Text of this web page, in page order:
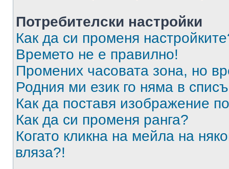
Потребителски настройки
Как да си променя
Времето не е правилно!
Промених часовата зона, но
Родния ми език го няма в
Как да поставя изображение
Как да си променя ранга?
Когато кликна на мейла на
вляза?!